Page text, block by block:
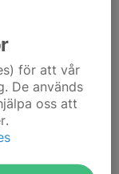
för att vår
De används
oss att